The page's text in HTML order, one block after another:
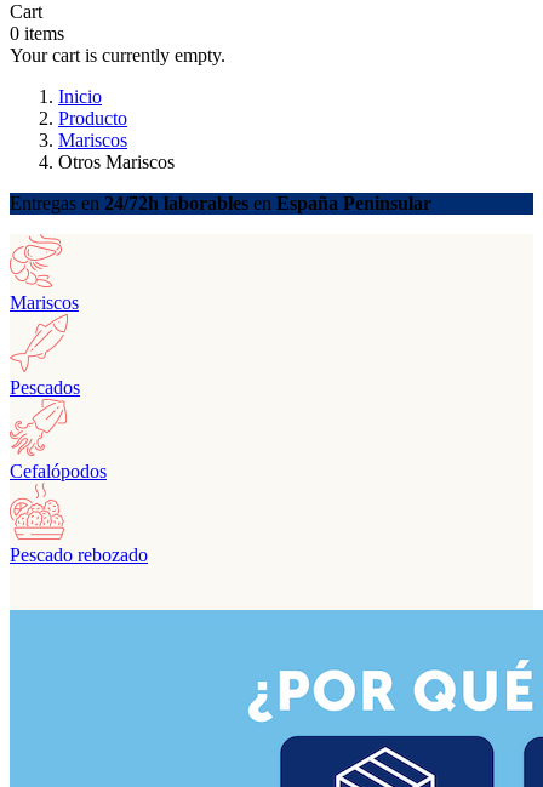
Cart
0 items
Your cart is currently empty.
Inicio
Producto
Mariscos
Otros Mariscos
Entregas en 24/72h laborables en España Peninsular
Mariscos
Pescados
Cefalópodos
Pescado rebozado